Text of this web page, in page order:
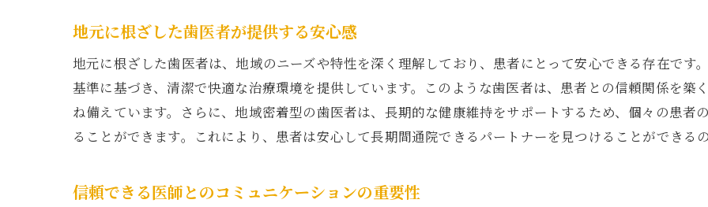
長期的なケアが可能な港北区の歯医者の選び方
継続的なケアを提供する歯医者の特徴
ライフステージに合わせた治療方針
予防歯科に力を入れる歯医者選び
地元に根ざした歯医者が提供する安心感
地元に根ざした歯医者は、地域のニーズや特性を深く理解しており、患者にとって安心できる存在です
基準に基づき、清潔で快適な治療環境を提供しています。このような歯医者は、患者との信頼関係を築
ね備えています。さらに、地域密着型の歯医者は、長期的な健康維持をサポートするため、個々の患者
ることができます。これにより、患者は安心して長期間通院できるパートナーを見つけることができる
信頼できる医師とのコミュニケーションの重要性